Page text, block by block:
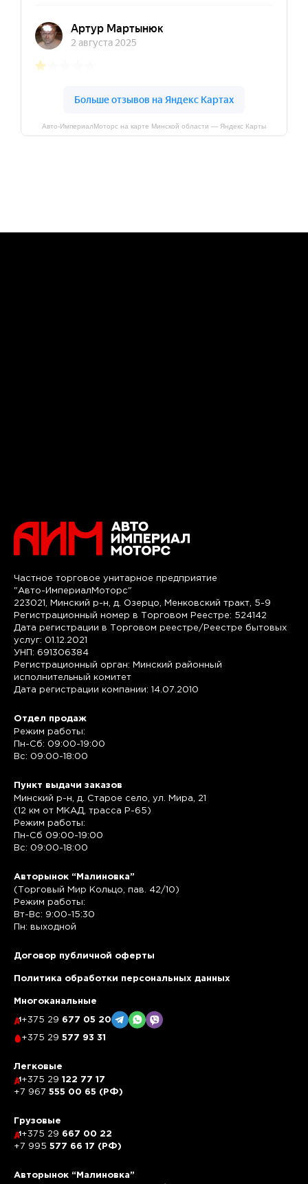
Авто-ИмпериалМоторс на карте Минской области — Яндекс Карты
Частное торговое унитарное предприятие
"Авто-ИмпериалМоторс"
223021, Минский р-н, д. Озерцо, Менковский тракт, 5-9
Регистрационный номер в Торговом Реестре: 524142
Дата регистрации в Торговом реестре/Реестре бытовых
услуг: 01.12.2021
УНП: 691306384
Регистрационный орган: Минский районный
исполнительный комитет
Дата регистрации компании: 14.07.2010
Отдел продаж
Режим работы:
Пн-Сб: 09:00-19:00
Вс: 09:00-18:00
Пункт выдачи заказов
Минский р-н, д. Старое село, ул. Мира, 21
(12 км от МКАД, трасса P-65)
Режим работы:
Пн-Сб 09:00-19:00
Вс: 09:00-18:00
Авторынок “Малиновка”
(Торговый Мир Кольцо, пав. 42/10)
Режим работы:
Вт-Вс: 9:00-15:30
Пн: выходной
Договор публичной оферты
Политика обработки персональных данных
Многоканальные
+375 29 677 05 20
+375 29 577 93 31
Легковые
+375 29 122 77 17
+7 967 555 00 65 (РФ)
Грузовые
+375 29 667 00 22
+7 995 577 66 17 (РФ)
Авторынок “Малиновка”